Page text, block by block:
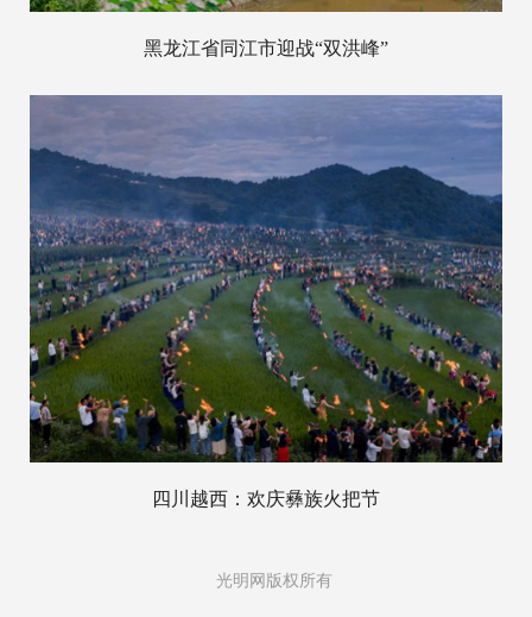
黑龙江省同江市迎战“双洪峰”
四川越西：欢庆彝族火把节
光明网版权所有